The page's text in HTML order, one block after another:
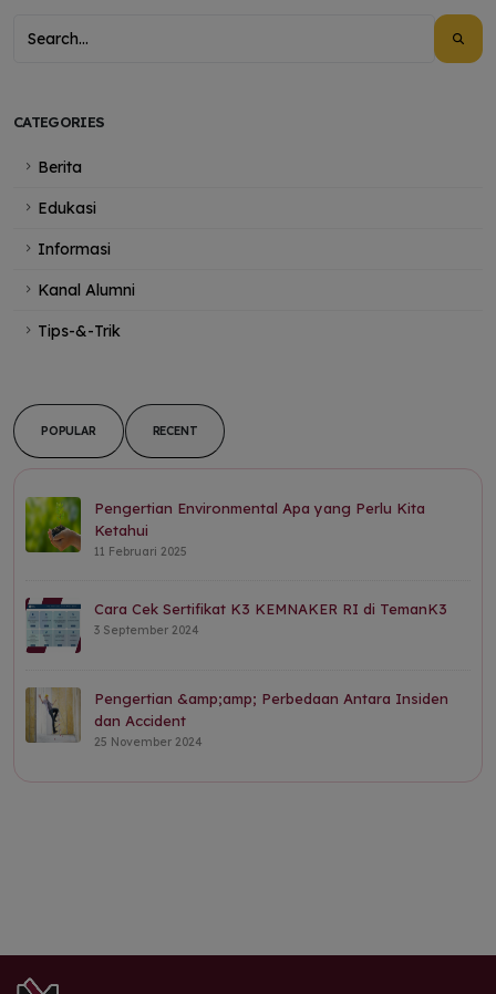
CATEGORIES
Berita
Edukasi
Informasi
Kanal Alumni
Tips-&-Trik
POPULAR RECENT
Pengertian Environmental Apa yang Perlu Kita
Ketahui
11 Februari 2025
Cara Cek Sertifikat K3 KEMNAKER RI di TemanK3
3 September 2024
Pengertian &amp;amp; Perbedaan Antara Insiden
dan Accident
25 November 2024